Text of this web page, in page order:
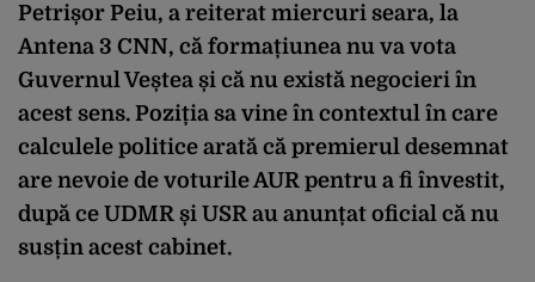
Petrișor Peiu, a reiterat miercuri seara, la
Antena 3 CNN, că formațiunea nu va vota
Guvernul Veștea și că nu există negocieri în
acest sens. Poziția sa vine în contextul în care
calculele politice arată că premierul desemnat
are nevoie de voturile AUR pentru a fi învestit,
după ce UDMR și USR au anunțat oficial că nu
susțin acest cabinet.